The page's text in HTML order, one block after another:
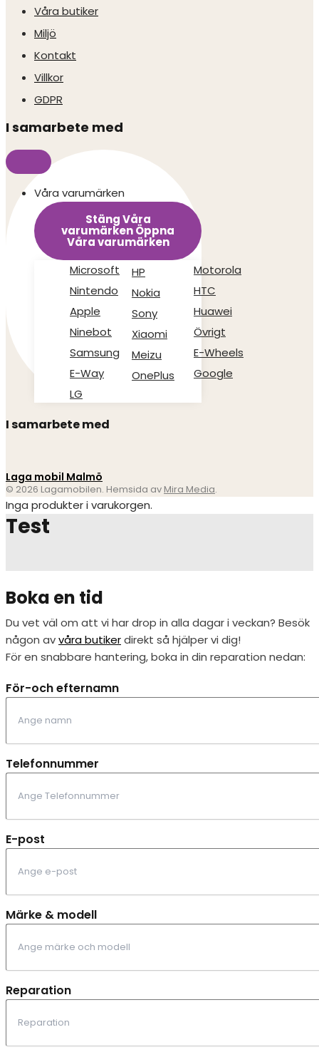
Våra butiker
Miljö
Kontakt
Villkor
GDPR
I samarbete med
Våra varumärken
Stäng Våra
varumärkenÖppna
Våra varumärken
Microsoft
Nintendo
Apple
Ninebot
Samsung
E-Way
LG
HP
Nokia
Sony
Xiaomi
Meizu
OnePlus
Motorola
HTC
Huawei
Övrigt
E-Wheels
Google
I samarbete med
Laga mobil Malmö
© 2026 Lagamobilen. Hemsida av Mira Media.
Inga produkter i varukorgen.
Test
Boka en tid
Du vet väl om att vi har drop in alla dagar i veckan? Besök
någon avvåra butikerdirekt så hjälper vi dig!
För en snabbare hantering, boka in din reparation nedan:
För-och efternamn
Telefonnummer
E-post
Märke & modell
Reparation